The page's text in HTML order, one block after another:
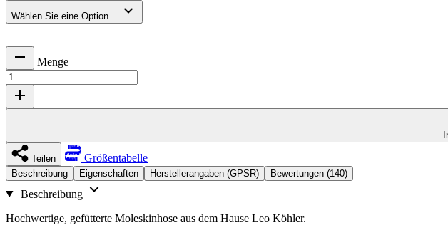
Wählen Sie eine Option...
Menge
Teilen Größentabelle
Beschreibung Eigenschaften Herstellerangaben (GPSR) Bewertungen (140)
Beschreibung
Hochwertige, gefütterte Moleskinhose aus dem Hause Leo Köhler.